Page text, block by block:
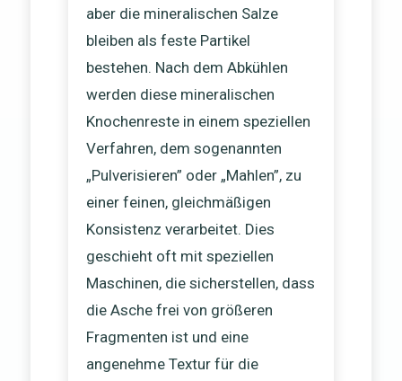
aber die mineralischen Salze
bleiben als feste Partikel
bestehen. Nach dem Abkühlen
werden diese mineralischen
Knochenreste in einem speziellen
Verfahren, dem sogenannten
„Pulverisieren” oder „Mahlen”, zu
einer feinen, gleichmäßigen
Konsistenz verarbeitet. Dies
geschieht oft mit speziellen
Maschinen, die sicherstellen, dass
die Asche frei von größeren
Fragmenten ist und eine
angenehme Textur für die